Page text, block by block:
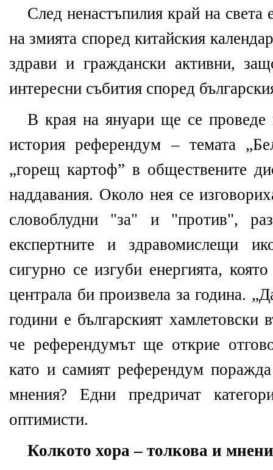
След ненастъпилия край на света
на змията според китайския
здрави и граждански активни,
интересни събития според
В края на януари ще се проведе
история референдум – темата
„горещ картоф” в обществените
наддавания. Около нея се
словоблудни "за" и "против",
експертните и здравомислещи
сигурно се изгуби енергията,
централа би произвела за година.
години е българският хамлетовски
че референдумът ще открие
като и самият референдум
мнения? Едни предричат
оптимисти.
Колкото хора – толкова и